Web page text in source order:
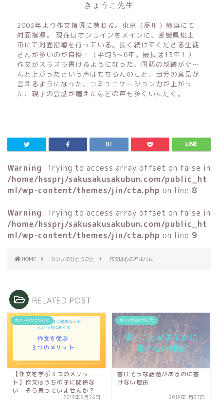
きょうこ先生
2003年より作文指導に携わる。東京（品川）横浜にて
対面指導。 現在はオンラインをメインに、愛媛県松山
市にて対面指導を行っている。長く続けてくださる生徒
さんが多いのが自慢！（平均5〜6年。最長は13年！）
作文がスラスラ書けるようになった、国語の成績がぐ〜
んと上がったという声はもちろんのこと、自分の意見が
言えるようになった、コミュニケーション力が上がっ
た、親子の会話が増えたなどの声も多くいただく。
Warning: Trying to access array offset on false in
/home/hssprj/sakusakusakubun.com/public_ht
ml/wp-content/themes/jin/cta.php on line 8
Warning: Trying to access array offset on false in
/home/hssprj/sakusakusakubun.com/public_ht
ml/wp-content/themes/jin/cta.php on line 9
HOME カンノのひとりごと 作文は心のアルバム
RELATED POST
カンノのひとりごと
【作文を学ぶ３つのメリッ
ト】作文はうちの子に関係な
い そう思っていませんか？
2019年2月26日
カンノのひとりごと
書けそうな話題があるのに書
けない理由
2019年1月27日